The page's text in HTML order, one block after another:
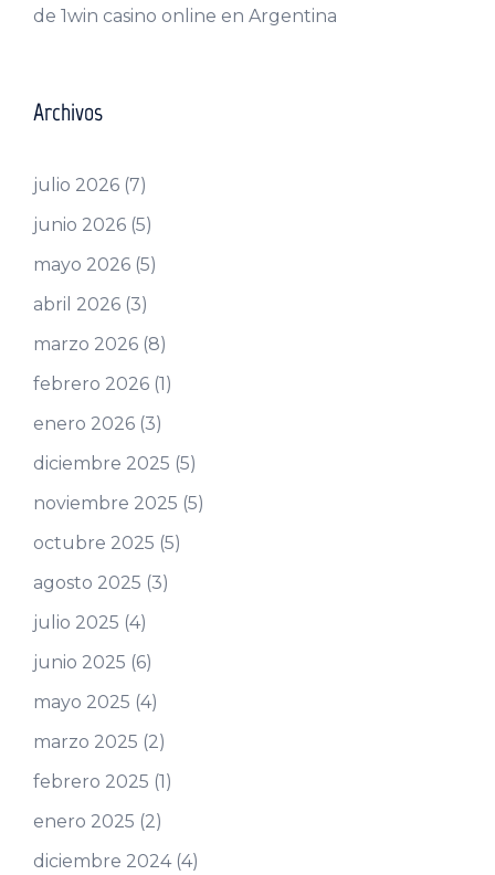
de 1win casino online en Argentina
Archivos
julio 2026 (7)
junio 2026 (5)
mayo 2026 (5)
abril 2026 (3)
marzo 2026 (8)
febrero 2026 (1)
enero 2026 (3)
diciembre 2025 (5)
noviembre 2025 (5)
octubre 2025 (5)
agosto 2025 (3)
julio 2025 (4)
junio 2025 (6)
mayo 2025 (4)
marzo 2025 (2)
febrero 2025 (1)
enero 2025 (2)
diciembre 2024(4)